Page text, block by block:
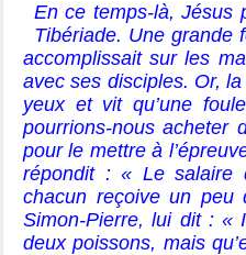
En ce temps-là, Jésus
Tibériade. Une grande
accomplissait sur les
avec ses disciples. Or,
yeux et vit qu’une
pourrions-nous acheter
pour le mettre à
répondit : « Le salaire
chacun reçoive un
Simon-Pierre, lui dit : «
deux poissons, mais